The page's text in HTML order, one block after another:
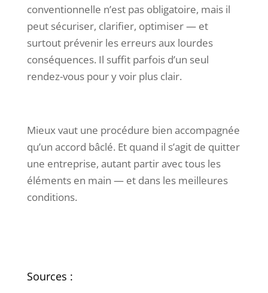
conventionnelle n’est pas obligatoire, mais il
peut sécuriser, clarifier, optimiser — et
surtout prévenir les erreurs aux lourdes
conséquences. Il suffit parfois d’un seul
rendez-vous pour y voir plus clair.
Mieux vaut une procédure bien accompagnée
qu’un accord bâclé. Et quand il s’agit de quitter
une entreprise, autant partir avec tous les
éléments en main — et dans les meilleures
conditions.
Sources :